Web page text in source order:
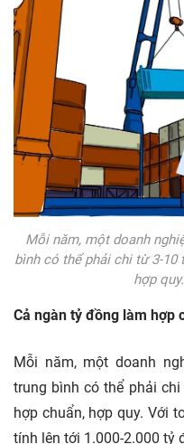
Mỗi năm, một doanh
bình có thể phải chi từ 3-10
hợp
Cả ngàn tỷ đồng làm hợp
Mỗi năm, một doanh
trung bình có thể phải
hợp chuẩn, hợp quy. Với
tính lên tới 1.000-2.000 tỷ